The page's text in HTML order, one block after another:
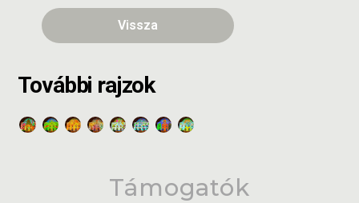
Vissza
További rajzok
Támogatók